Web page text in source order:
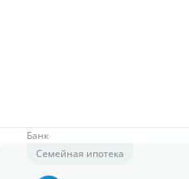
Банк
Семейная ипотека